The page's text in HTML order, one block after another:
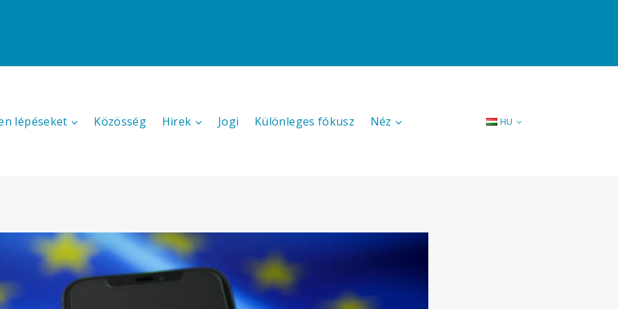
lépéseket Közösség Hirek Jogi Különleges fókusz Néz HU